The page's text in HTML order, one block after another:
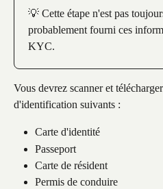
💡 Cette étape n'est pas
probablement fourni ces
KYC.
Vous devrez scanner et
d'identification suivants :
Carte d'identité
Passeport
Carte de résident
Permis de conduire